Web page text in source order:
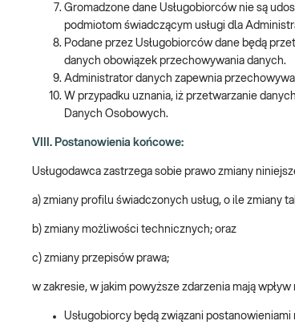
Gromadzone dane Usługobiorców nie są
podmiotom świadczącym usługi dla
Podane przez Usługobiorców dane będą
danych obowiązek przechowywania danych.
Administrator danych zapewnia
W przypadku uznania, iż przetwarzanie
Danych Osobowych.
VIII. Postanowienia końcowe:
Usługodawca zastrzega sobie prawo zmiany
a) zmiany profilu świadczonych usług, o ile zmiany
b) zmiany możliwości technicznych; oraz
c) zmiany przepisów prawa;
w zakresie, w jakim powyższe zdarzenia mają
Usługobiorcy będą związani